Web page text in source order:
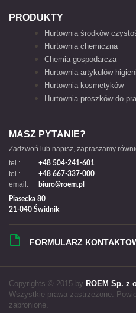
PRODUKTY
Hurtownia środków
Hurtownia chemiczna
Chemia gospodarcza
Hurtownia artykułów
Hurtownia kosmetyków
Hurtownia proszków do
MASZ PYTANIE?
Zadzwoń lub napisz, zapraszamy
tel.:
+48 504-241-601
tel.: +48 667-337-000
email:
biuro@roem.pl
Piasecka 80
21-040 Świdnik
FORMULARZ
Copyrights © 2015 by ROEM Sp. z
Wszystkie prawa zastrzeżone.
zabronione.